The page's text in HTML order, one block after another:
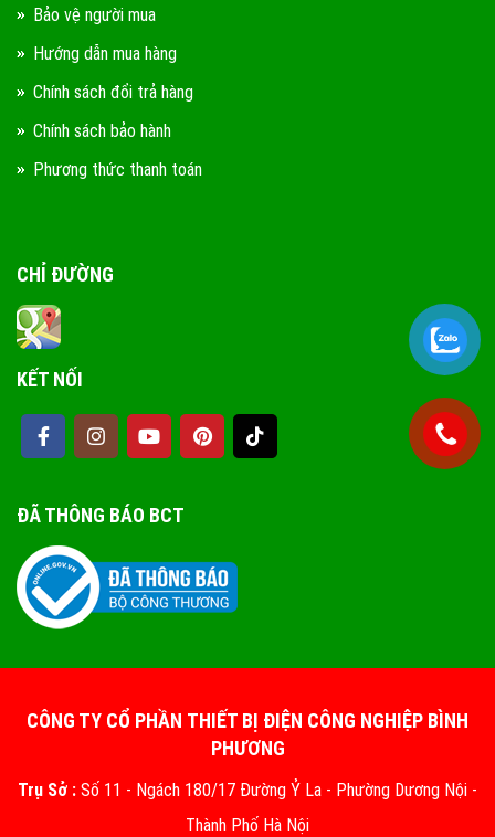
Bảo vệ người mua
Hướng dẫn mua hàng
Chính sách đổi trả hàng
Chính sách bảo hành
Phương thức thanh toán
CHỈ ĐƯỜNG
KẾT NỐI
ĐÃ THÔNG BÁO BCT
CÔNG TY CỔ PHẦN THIẾT BỊ ĐIỆN CÔNG NGHIỆP BÌNH
PHƯƠNG
Trụ Sở : Số 11 - Ngách 180/17 Đường Ỷ La - Phường Dương Nội -
Thành Phố Hà Nội